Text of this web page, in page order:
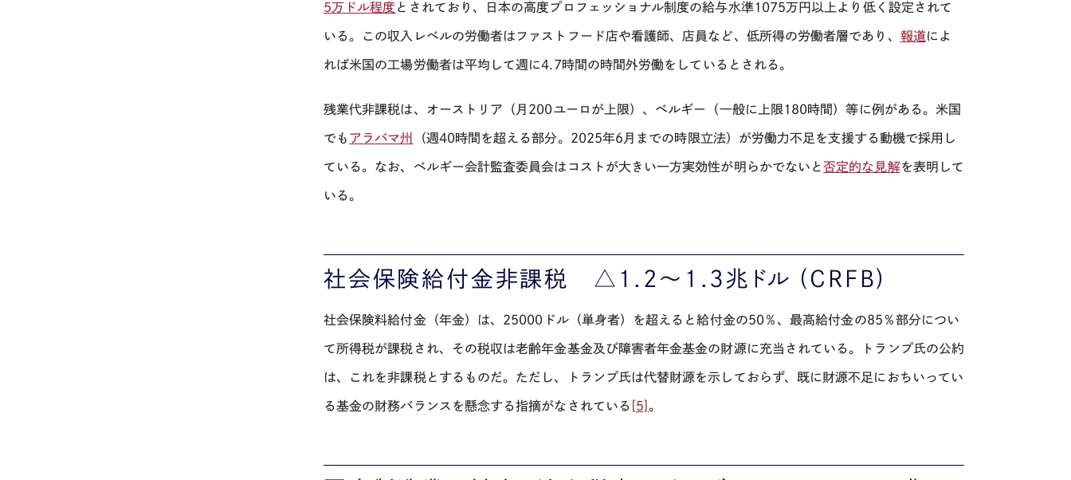
5万ドル程度 とされており、日本の高度プロフェッショナル制度の給与水準1075万円以上より低く設定されて
いる。この収入レベルの労働者はファストフード店や看護師、店員など、低所得の労働者層であり、 報道によ
れば米国の工場労働者は平均して週に4.7時間の時間外労働をしているとされる。
残業代非課税は、オーストリア（月 200ユーロが上限）、ベルギー（一般に上限180時間）等に例がある。米国
でも アラバマ州 （週40時間を超える部分。 2025年6月までの時限立法）が労働力不足を支援する動機で採用し
ている。なお、ベルギー会計監査委員会はコストが大きい一方実効性が明らかでないと否定的な見解を表明して
いる。
社会保険給付金非課税 △ 1.2 ～ 1.3 兆ドル (CRFB)
社会保険料給付金（年金）は、 25000 ドル（単身者）を超えると給付金の50％、最高給付金の85 ％部分につい
て所得税が課税され、その税収は老齢年金基金及び障害者年金基金の財源に充当されている。トランプ氏の公約
は、これを非課税とするものだ。ただし、トランプ氏は代替財源を示しておらず、既に財源不足におちいってい
る基金の財務バランスを懸念する指摘がなされている [5]。